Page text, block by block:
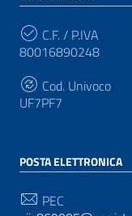
C.F. / P.IVA
80016890248
Cod. Univoco
UF7PF7
POSTA ELETTRONICA
PEC